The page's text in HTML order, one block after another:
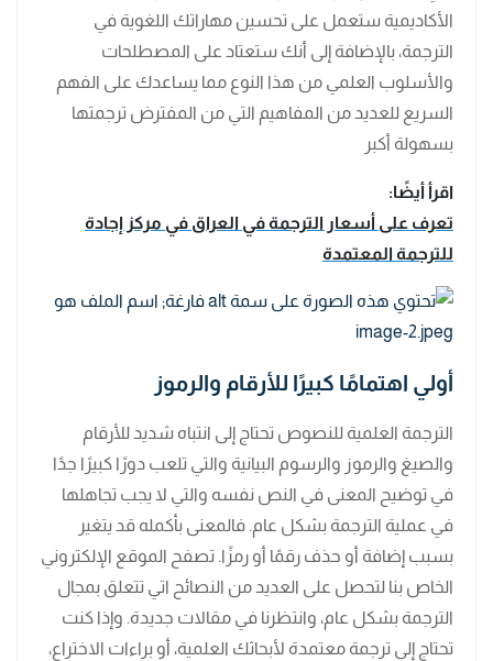
الأكاديمية ستعمل على تحسين مهاراتك اللغوية في
الترجمة، بالإضافة إلى أنك ستعتاد على المصطلحات
والأسلوب العلمي من هذا النوع مما يساعدك على الفهم
السريع للعديد من المفاهيم التي من المفترض ترجمتها
بسهولة أكبر
اقرأ أيضًا:
تعرف على أسعار الترجمة في العراق في مركز إجادة
للترجمة المعتمدة
أولي اهتمامًا كبيرًا للأرقام والرموز
الترجمة العلمية للنصوص تحتاج إلى انتباه شديد للأرقام
والصيغ والرموز والرسوم البيانية والتي تلعب دورًا كبيرًا جدًا
في توضيح المعنى في النص نفسه والتي لا يجب تجاهلها
في عملية الترجمة بشكل عام. فالمعنى بأكمله قد يتغير
بسبب إضافة أو حذف رقمًا أو رمزًا. تصفح الموقع الإلكتروني
الخاص بنا لتحصل على العديد من النصائح اتي تتعلق بمجال
الترجمة بشكل عام، وانتظرنا في مقالات جديدة. وإذا كنت
تحتاج إلى ترجمة معتمدة لأبحاثك العلمية، أو براءات الاختراع،